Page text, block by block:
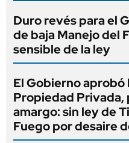
Duro revés para el
de baja Manejo del
sensible de la ley
El Gobierno aprobó
Propiedad Privada,
amargo: sin ley de
Fuego por desaire